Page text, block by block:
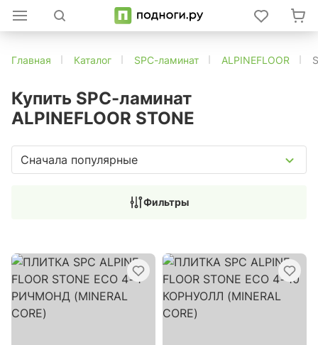
Главная Каталог SPC-ламинат ALPINEFLOOR
Купить SPC-ламинат
ALPINEFLOOR STONE
Сначала популярные
Фильтры